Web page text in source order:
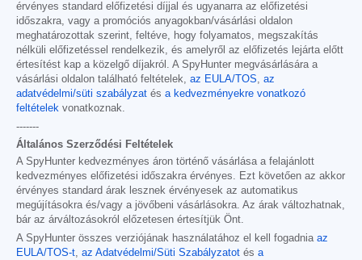
érvényes standard előfizetési díjjal és ugyanarra az előfizetési
időszakra, vagy a promóciós anyagokban/vásárlási oldalon
meghatározottak szerint, feltéve, hogy folyamatos, megszakítás
nélküli előfizetéssel rendelkezik, és amelyről az előfizetés lejárta előtt
értesítést kap a közelgő díjakról. A SpyHunter megvásárlására a
vásárlási oldalon található feltételek, az EULA/TOS, az
adatvédelmi/süti szabályzat és a kedvezményekre vonatkozó
feltételek vonatkoznak.
-------
Általános Szerződési Feltételek
A SpyHunter kedvezményes áron történő vásárlása a felajánlott
kedvezményes előfizetési időszakra érvényes. Ezt követően az akkor
érvényes standard árak lesznek érvényesek az automatikus
megújításokra és/vagy a jövőbeni vásárlásokra. Az árak változhatnak,
bár az árváltozásokról előzetesen értesítjük Önt.
A SpyHunter összes verziójának használatához el kell fogadnia az
EULA/TOS-t, az Adatvédelmi/Süti Szabályzatot és a